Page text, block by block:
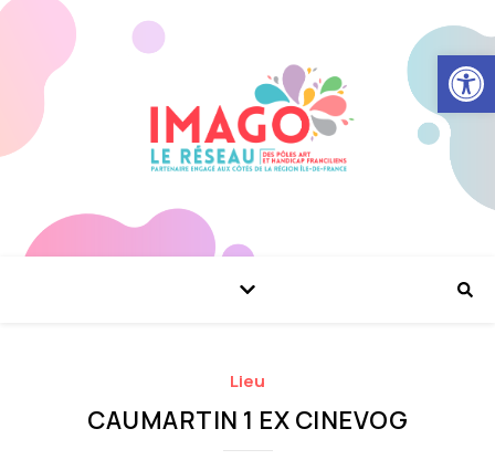
Ouvrir
Lieu
CAUMARTIN 1 EX CINEVOG